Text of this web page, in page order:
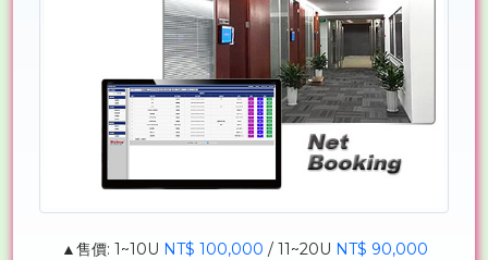
▲售價: 1~10U NT$ 100,000 / 11~20U NT$ 90,000